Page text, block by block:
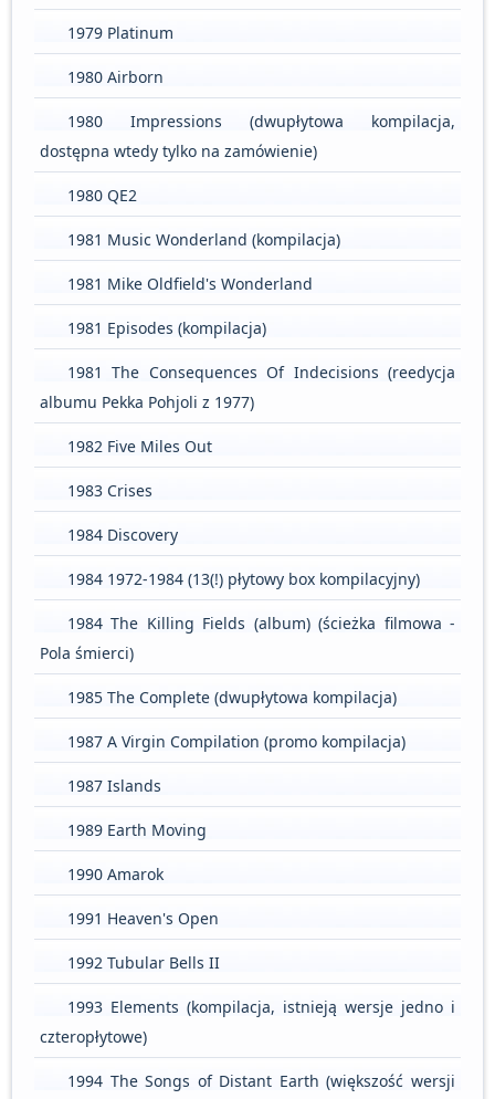
1979 Platinum
1980 Airborn
1980 Impressions (dwupłytowa kompilacja,
dostępna wtedy tylko na zamówienie)
1980 QE2
1981 Music Wonderland (kompilacja)
1981 Mike Oldfield's Wonderland
1981 Episodes (kompilacja)
1981 The Consequences Of Indecisions (reedycja
albumu Pekka Pohjoli z 1977)
1982 Five Miles Out
1983 Crises
1984 Discovery
1984 1972-1984 (13(!) płytowy box kompilacyjny)
1984 The Killing Fields (album) (ścieżka filmowa -
Pola śmierci)
1985 The Complete (dwupłytowa kompilacja)
1987 A Virgin Compilation (promo kompilacja)
1987 Islands
1989 Earth Moving
1990 Amarok
1991 Heaven's Open
1992 Tubular Bells II
1993 Elements (kompilacja, istnieją wersje jedno i
czteropłytowe)
1994 The Songs of Distant Earth (większość wersji